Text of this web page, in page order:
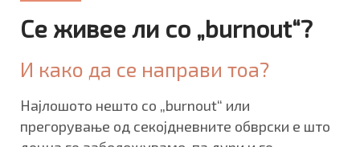
Се живее ли со „burnout“?
И како да се направи тоа?
Најлошото нешто со „burnout“ или
прегорување од секојдневните обврски е што